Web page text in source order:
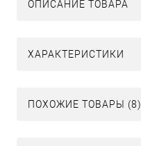
ОПИСАНИЕ ТОВАРА
ХАРАКТЕРИСТИКИ
ПОХОЖИЕ ТОВАРЫ (8)